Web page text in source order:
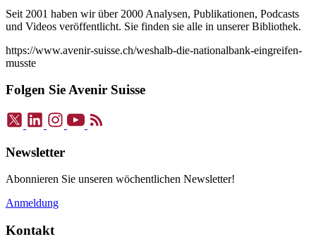
Seit 2001 haben wir über 2000 Analysen, Publikationen, Podcasts
und Videos veröffentlicht. Sie finden sie alle in unserer Bibliothek.
https://www.avenir-suisse.ch/weshalb-die-nationalbank-eingreifen-
musste
Folgen Sie Avenir Suisse
Newsletter
Abonnieren Sie unseren wöchentlichen Newsletter!
Anmeldung
Kontakt